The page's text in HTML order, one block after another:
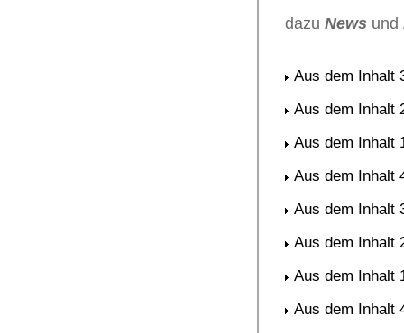
dazu Newsund
Aus dem Inhalt
Aus dem Inhalt
Aus dem Inhalt
Aus dem Inhalt
Aus dem Inhalt
Aus dem Inhalt
Aus dem Inhalt
Aus dem Inhalt